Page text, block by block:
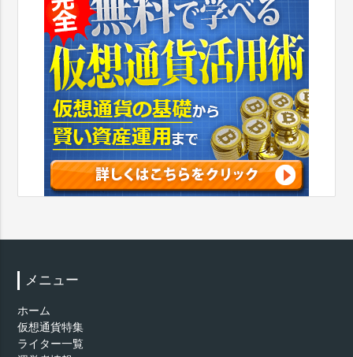
メニュー
ホーム
仮想通貨特集
ライター一覧